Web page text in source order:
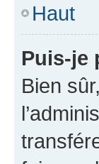
Haut
Puis-je
Bien